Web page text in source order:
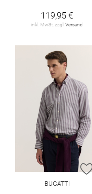
119,95 €
inkl. MwSt. zzgl. Versand
BUGATTI